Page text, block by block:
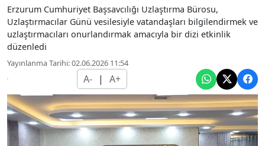
Erzurum Cumhuriyet Başsavcılığı Uzlaştırma Bürosu,
Uzlaştırmacılar Günü vesilesiyle vatandaşları bilgilendirmek ve
uzlaştırmacıları onurlandırmak amacıyla bir dizi etkinlik
düzenledi
Yayınlanma Tarihi: 02.06.2026 11:54
A- | A+